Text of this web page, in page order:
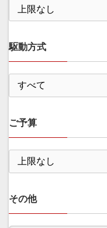
駆動方式
ご予算
その他